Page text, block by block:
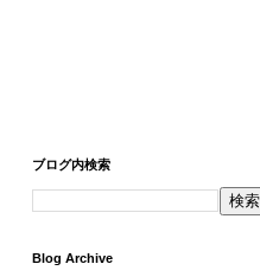
ブログ内検索
Blog Archive